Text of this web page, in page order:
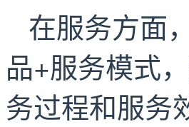
在服务方面
品+服务模式
务过程和服务